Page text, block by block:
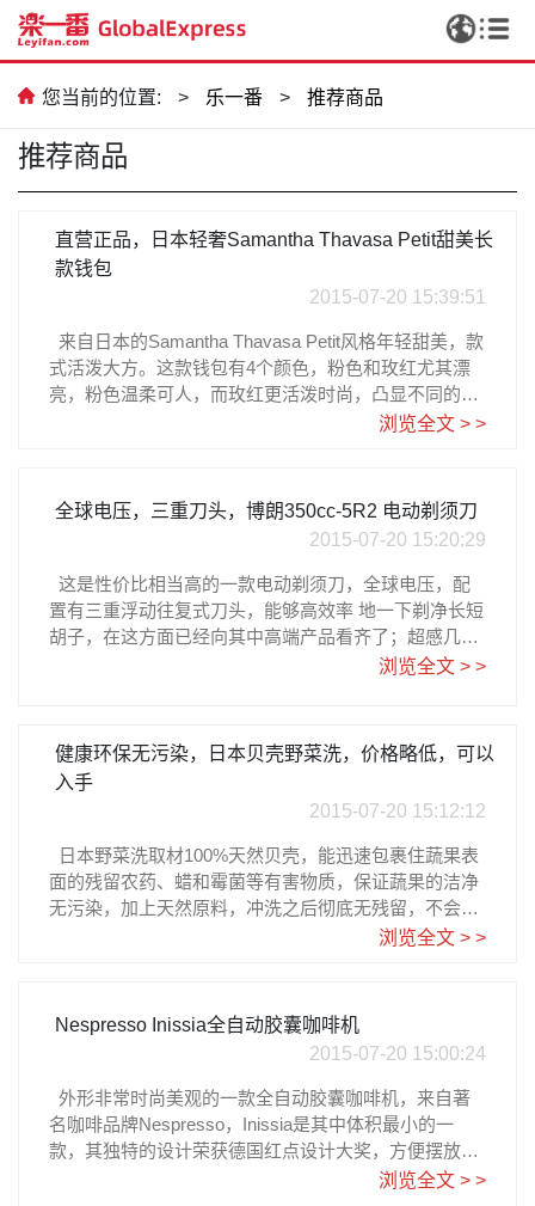
您当前的位置: > 乐一番 > 推荐商品
推荐商品
直营正品，日本轻奢Samantha Thavasa Petit甜美长
款钱包
2015-07-20 15:39:51
来自日本的Samantha Thavasa Petit风格年轻甜美，款
式活泼大方。这款钱包有4个颜色，粉色和玫红尤其漂
亮，粉色温柔可人，而玫红更活泼时尚，凸显不同的气
质和风格。他家的钱包上 有十分精巧的蝴蝶结造型，小
空间比较宽敞，尺寸大约237.5pxx475px，隔层可放卡
片和纸钞，长款设计，钞票摆放平整，拉链也可以确保
零钱不会掉落，是相当好用的款式。 钱包来自日亚直
营，正品保证，4个颜色的价格都是16740日元，大约R
MB840元。日亚购买点击图片日亚下单教程请参考乐一
番注册指南
浏览全文 > >
全球电压，三重刀头，博朗350cc-5R2 电动剃须刀
2015-07-20 15:20:29
这是性价比相当高的一款电动剃须刀，全球电压，配
置有三重浮动往复式刀头，能够高效率 地一下剃净长短
胡子，在这方面已经向其中高端产品看齐了；超感几何
刀网，对于肌肤的贴合度、触感都很优秀。全身水洗，
电，足以应对1次的使用，在家或出差旅游都是非常方
便好用的。 和动辄破千的剃须刀相比，这款舒适度相
当不错的350cc的价格只要6490日元大约RMB323元，
来自日亚直营。日亚购买点击图片日亚下单教程请参考
乐一番注册指南
浏览全文 > >
健康环保无污染，日本贝壳野菜洗，价格略低，可以
入手
2015-07-20 15:12:12
日本野菜洗取材100%天然贝壳，能迅速包裹住蔬果表
面的残留农药、蜡和霉菌等有害物质，保证蔬果的洁净
无污染，加上天然原料，冲洗之后彻底无残留，不会造
成二次污染。蔬果用野菜洗清洁之后，不仅表面的有害
液可以反复清洁多次依旧有效，而用野菜洗处理过的蔬
果只要再用干净的水冲洗一遍即可。 目前野菜洗一瓶的
价格在日亚上是820日元，大约RMB40元。ホタテの力
野菜・くだもの洗い原産国 :日本内容量 :90g商品サイ
ズ (幅×奥行×高さ) :(幅)65mm×(奥行)65mm×(高さ)104
mmその他 :【使用方法】(1)ボールや桶に水をはり、本
品を入れ軽く混ぜます。(2)野菜や果物を入れ5~10分程
浏览全文 > >
Nespresso Inissia全自动胶囊咖啡机
2015-07-20 15:00:24
外形非常时尚美观的一款全自动胶囊咖啡机，来自著
名咖啡品牌Nespresso，Inissia是其中体积最小的一
款，其独特的设计荣获德国红点设计大奖，方便摆放，
哪怕家中空间有限依旧可以享受新鲜咖啡的美味。 这
浏览全文 > >